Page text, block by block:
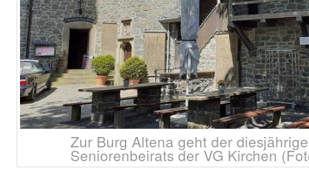
Zur Burg Altena geht der
Seniorenbeirats der VG Kirchen